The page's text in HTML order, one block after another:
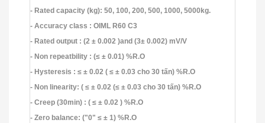
- Rated capacity (kg): 50, 100, 200, 500, 1000, 5000kg.
- Accuracy class : OIML R60 C3
- Rated output : (2 ± 0.002 )and (3± 0.002) mV/V
- Non repeatbility : (≤ ± 0.01) %R.O
- Hysteresis : ≤ ± 0.02 ( ≤ ± 0.03 cho 30 tấn) %R.O
- Non linearity: ( ≤ ± 0.02 (≤ ± 0.03 cho 30 tấn) %R.O
- Creep (30min) : ( ≤ ± 0.02 ) %R.O
- Zero balance: ("0" ≤ ± 1) %R.O